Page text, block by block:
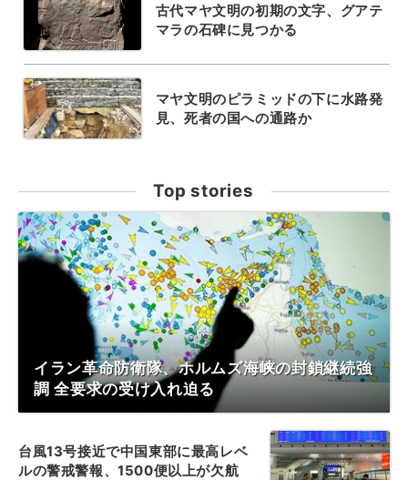
古代マヤ文明の初期の文字、グアテ
マラの石碑に見つかる
マヤ文明のピラミッドの下に水路発
見、死者の国への通路か
Top stories
イラン革命防衛隊、ホルムズ海峡の封鎖継続強
調 全要求の受け入れ迫る
台風13号接近で中国東部に最高レベ
ルの警戒警報、1500便以上が欠航